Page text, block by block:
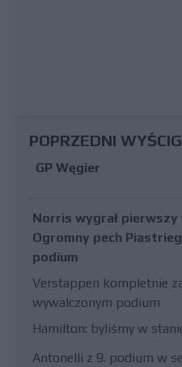
POPRZEDNI WYŚCIG
GP Węgier
Norris wygrał pierwszy
Ogromny pech
podium
Verstappen kompletnie
wywalczonym podium
Hamilton: byliśmy w
Antonelli z 9. podium w